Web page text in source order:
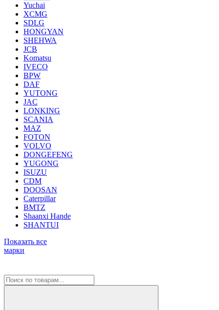
Yuchai
XCMG
SDLG
HONGYAN
SHEHWA
JCB
Komatsu
IVECO
BPW
DAF
YUTONG
JAC
LONKING
SCANIA
MAZ
FOTON
VOLVO
DONGEFENG
YUGONG
ISUZU
CDM
DOOSAN
Caterpillar
BMTZ
Shaanxi Hande
SHANTUI
Показать все
марки